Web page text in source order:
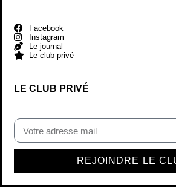
Facebook
Instagram
Le journal
Le club privé
LE CLUB PRIVÉ
REJOINDRE LE